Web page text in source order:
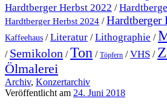
Hardtberger Herbst 2022 /
Hardtberger Herbst 2024 /Hardtberger
Kaffeehaus /Literatur /Lithographie /
/ Semikolon /Ton / Töpfern /VHS /
Ölmalerei
Archiv, Konzertarchiv
Veröffentlicht am 24. Juni 2018